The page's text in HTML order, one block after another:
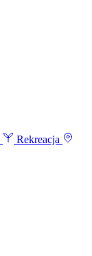
Rekreacja